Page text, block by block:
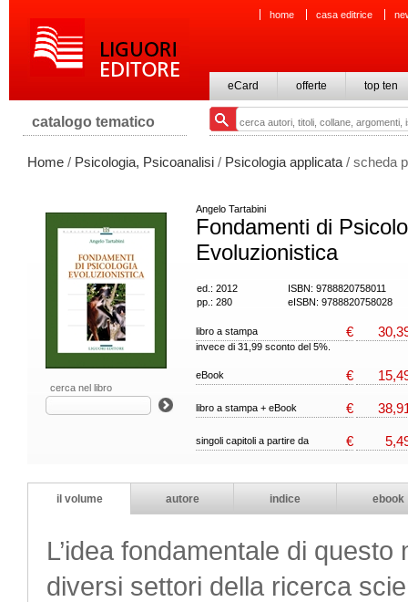
home casa editrice
eCard offerte top ten
catalogo tematico
Home / Psicologia, Psicoanalisi / Psicologia applicata / scheda
cerca nel libro
Angelo Tartabini
Fondamenti di
Evoluzionistica
ed.: 2012
ISBN: 9788820758011
pp.: 280
eISBN: 9788820758028
libro a stampa €
invece di 31,99 sconto del 5%.
eBook €
libro a stampa + eBook €
singoli capitoli a partire da €
il volume autore indice ebook
L’idea fondamentale di
diversi settori della ricerca